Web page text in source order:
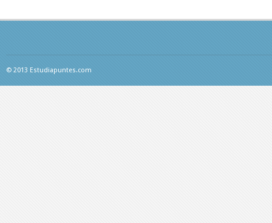
© 2013 Estudiapuntes.com